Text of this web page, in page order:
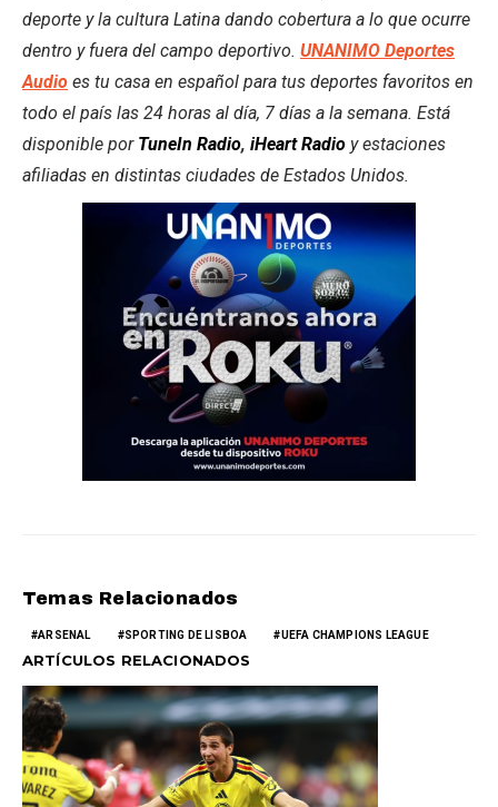
deporte y la cultura Latina dando cobertura a lo que ocurre
dentro y fuera del campo deportivo. UNANIMO Deportes
Audio es tu casa en español para tus deportes favoritos en
todo el país las 24 horas al día, 7 días a la semana. Está
disponible por TuneIn Radio, iHeart Radio y estaciones
afiliadas en distintas ciudades de Estados Unidos.
Temas Relacionados
ARSENAL SPORTING DE LISBOA UEFA CHAMPIONS LEAGUE
ARTÍCULOS RELACIONADOS